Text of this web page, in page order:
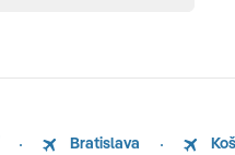
Bratislava